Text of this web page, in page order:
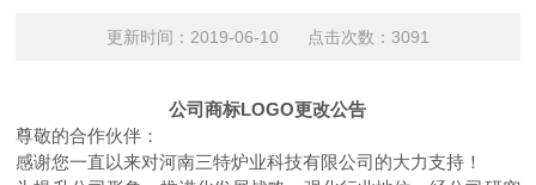
更新时间：2019-06-10 点击次数：3091
公司商标LOGO更改公告
尊敬的合作伙伴：
感谢您一直以来对河南三特炉业科技有限公司的大力支持！